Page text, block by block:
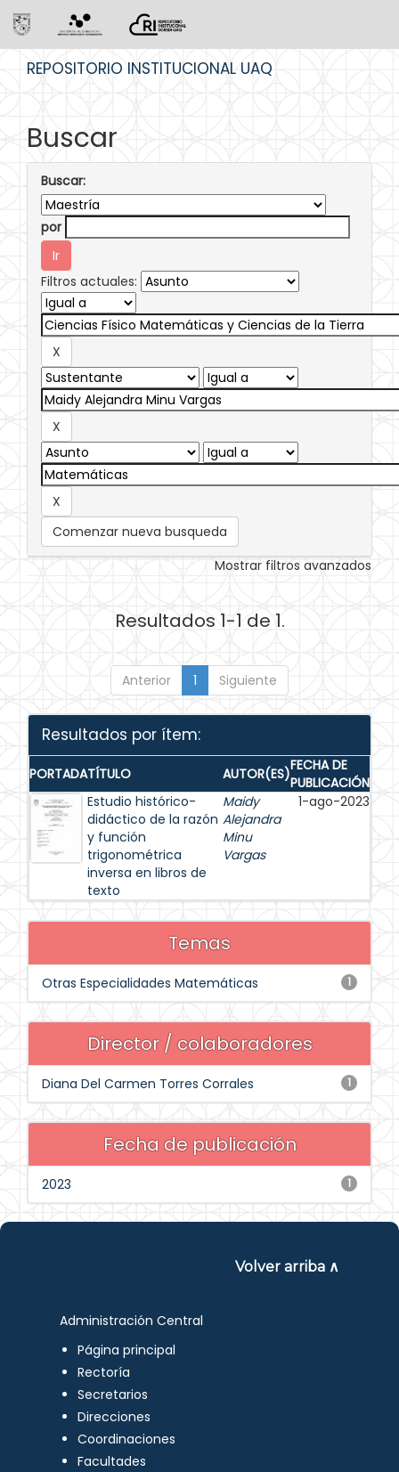
REPOSITORIO INSTITUCIONAL UAQ
Buscar
Buscar:
por
Filtros actuales:
Comenzar nueva busqueda
Mostrar filtros avanzados
Resultados 1-1 de 1.
Anterior 1 Siguiente
Resultados por ítem:
PORTADATÍTULO AUTOR(ES)FECHA DE
PUBLICACIÓN
Estudio histórico-
didáctico de la razón
y función
trigonométrica
inversa en libros de
texto
Maidy
Alejandra
Minu
Vargas
1-ago-2023
Temas
1
Otras Especialidades Matemáticas
Director / colaboradores
1
Diana Del Carmen Torres Corrales
Fecha de publicación
1
2023
Volver arriba ∧
Administración Central
Página principal
Rectoría
Secretarios
Direcciones
Coordinaciones
Facultades